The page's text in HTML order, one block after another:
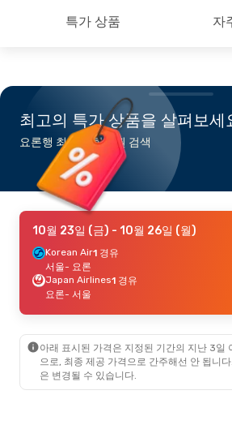
특가 상품 자
최고의 특가 상품을 살펴보세
요론행 최저가 항공권 검색
10월 23일 (금) - 10월 26일 (월)
Korean Air1 경유
서울- 요론
Japan Airlines1 경유
요론- 서울
아래 표시된 가격은 지정된 기간의 지난 3일
으로, 최종 제공 가격으로 간주해선 안 됩니
은 변경될 수 있습니다.